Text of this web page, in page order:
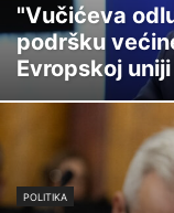
"Vučićeva
podršku
Evropskoj
POLITIKA